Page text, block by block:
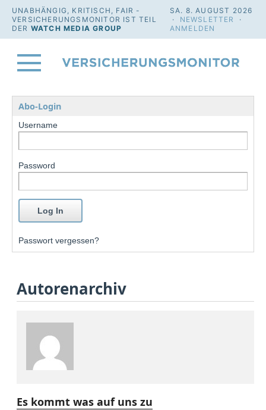
UNABHÄNGIG, KRITISCH, FAIR -
VERSICHERUNGSMONITOR IST TEIL
DER WATCH MEDIA GROUP
SA. 8. AUGUST 2026
· NEWSLETTER
·
ANMELDEN
Abo-Login
Username
Password
Passwort vergessen?
Autorenarchiv
Es kommt was auf uns zu